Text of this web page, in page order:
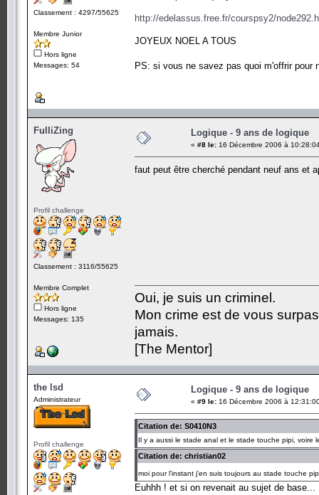
Classement : 4297/55625
Membre Junior
Hors ligne
Messages: 54
http://edelassus.free.fr/courspsy2/
JOYEUX NOEL A TOUS
PS: si vous ne savez pas quoi m'offrir pour
FulliZing
Profil challenge
Classement : 3116/55625
Membre Complet
Hors ligne
Messages: 135
Logique - 9 ans de logique
« #8 le: 16 Décembre 2006 à
faut peut être cherché pendant neuf ans et
Oui, je suis un criminel.
Mon crime est de vous
jamais.
[The Mentor]
the lsd
Administrateur
Profil challenge
Logique - 9 ans de logique
« #9 le: 16 Décembre 2006 à
Citation de: S0410N3
Il y a aussi le stade anal et le stade touche pipi, voire
Citation de: christian02
moi pour l'instant j'en suis toujours au stade touche
Euhhh ! et si on revenait au sujet de